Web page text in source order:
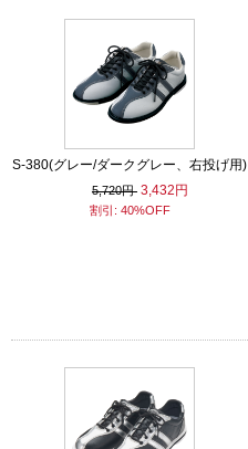
S-380(グレー/ダークグレー、右投げ用)
5,720円 3,432円
割引: 40%OFF